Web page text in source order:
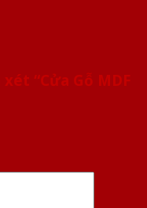
“Cửa Gỗ MDF